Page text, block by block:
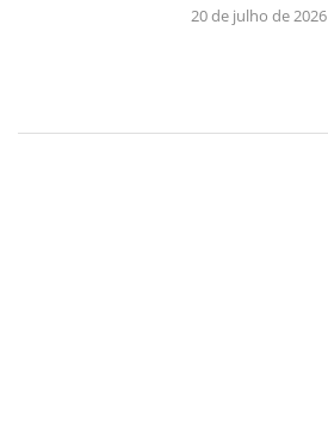
20 de julho de 2026